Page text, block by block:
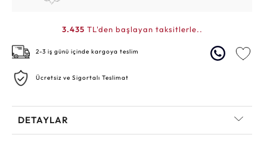
3.435 TL'den başlayan taksitlerle..
2-3 iş günü içinde kargoya teslim
Ücretsiz ve Sigortalı Teslimat
DETAYLAR